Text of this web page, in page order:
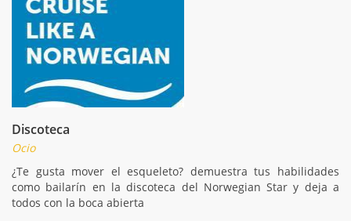
Discoteca
Ocio
¿Te gusta mover el esqueleto? demuestra tus habilidades
como bailarín en la discoteca del Norwegian Star y deja a
todos con la boca abierta